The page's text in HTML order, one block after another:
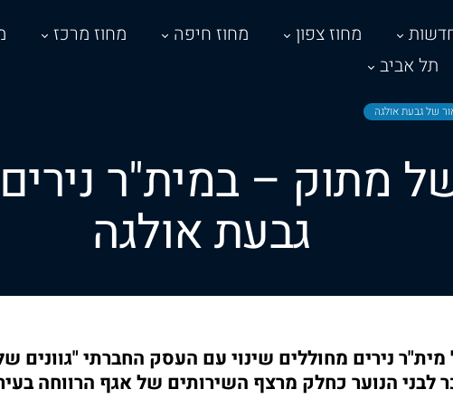
מחוז צפון מחוז חיפה מחוז מרכז
תל אביב
של גבעת אולגה
של מתוק – במית"ר
גבעת אולגה
מית"ר נירים מחוללים שינוי עם העסק החברתי "גוונים
לבני הנוער כחלק מרצף השירותים של אגף הרווחה